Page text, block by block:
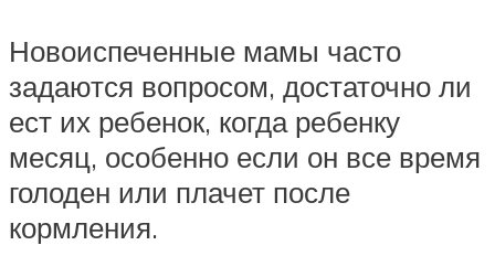
Новоиспеченные мамы часто
задаются вопросом, достаточно ли
ест их ребенок, когда ребенку
месяц, особенно если он все время
голоден или плачет после
кормления.